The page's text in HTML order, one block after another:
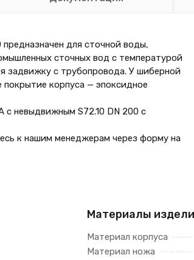
для сточной воды,
сточных вод с температурой
задвижку с трубопровода. У шиберной
корпуса — эпоксидное
невыдвижным S72.10 DN 200 с
к нашим менеджерам через форму на
Материалы
Материал корпуса
Материал ножа